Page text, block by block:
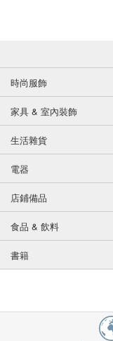
時尚服飾
家具 & 室內裝飾
生活雜貨
電器
店鋪備品
食品 & 飲料
書籍